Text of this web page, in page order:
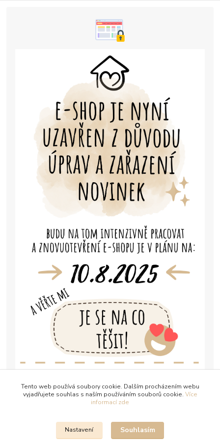
Tento web používá soubory cookie. Dalším procházením webu
vyjadřujete souhlas s naším používáním souborů cookie. Více
informací zde
Nastavení Souhlasím